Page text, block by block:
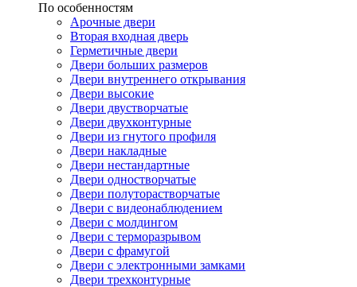
По особенностям
Арочные двери
Вторая входная дверь
Герметичные двери
Двери больших размеров
Двери внутреннего открывания
Двери высокие
Двери двустворчатые
Двери двухконтурные
Двери из гнутого профиля
Двери накладные
Двери нестандартные
Двери одностворчатые
Двери полуторастворчатые
Двери с видеонаблюдением
Двери с молдингом
Двери с терморазрывом
Двери с фрамугой
Двери с электронными замками
Двери трехконтурные